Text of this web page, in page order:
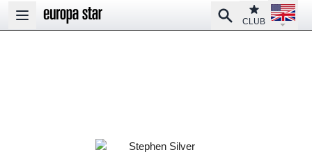
Open main menu
SearchClub
CLUB
Open